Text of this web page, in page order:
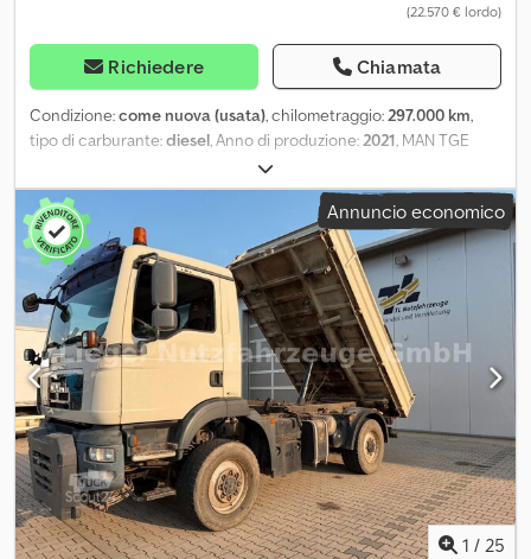
(22.570 € lordo)
Richiedere Chiamata
Condizione:come nuova (usata), chilometraggio:297.000 km,
tipo di carburante:diesel, Anno di produzione:2021, MAN TGE
3.180 ANNO 2021 EURO 6 MOTORE 2.0 DA 180CV CELLA
3,60X2,20H1,95 INTERNO GRUPPO FRIGO THERMO KING V500MAX
ATP FRC -20° SCADENZA 09/2027 RINNOVABILE,CAMBIO
AUTOMATICO CARPLAY COMANDI AL VOLANTE KM 297000
VEICOLO TAGLIANDATO GARANZIA 1 ANNO POSSIBILITÀ DI
FINANZIAMENTO O LEASING IN SEDE Djdpfeyzhrwox Anrjck
Annuncio economico
1 / 25